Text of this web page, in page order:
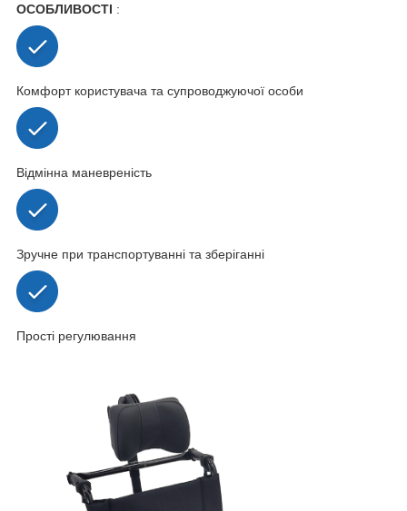
ОСОБЛИВОСТІ :
Комфорт користувача та супроводжуючої особи
Відмінна маневреність
Зручне при транспортуванні та зберіганні
Прості регулювання